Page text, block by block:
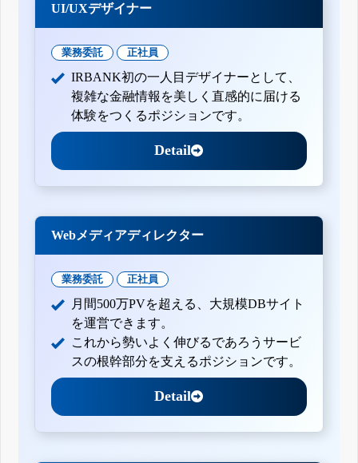
UI/UXデザイナー
業務委託 正社員
IRBANK初の一人目デザイナーとして、
複雑な金融情報を美しく直感的に届ける
体験をつくるポジションです。
Detail
Webメディアディレクター
業務委託 正社員
月間500万PVを超える、大規模DBサイト
を運営できます。
これから勢いよく伸びるであろうサービ
スの根幹部分を支えるポジションです。
Detail